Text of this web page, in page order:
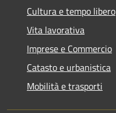
Cultura e tempo libero
Vita lavorativa
Imprese e Commercio
Catasto e urbanistica
Mobilità e trasporti